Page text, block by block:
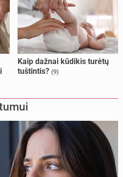
Kaip dažnai kūdikis turėtų
tuštintis? (9)